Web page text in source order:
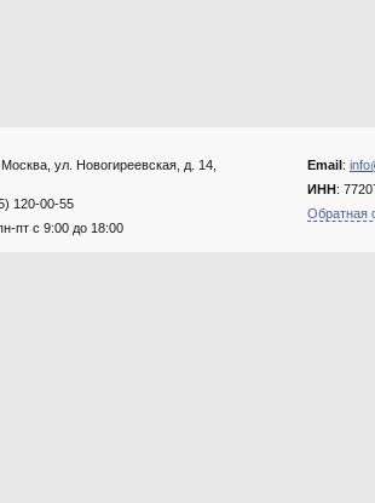
Москва, ул. Новогиреевская, д. 14,
120-00-55
пт с 9:00 до 18:00
Email:
ИНН:
Обратная